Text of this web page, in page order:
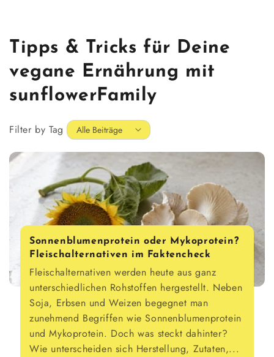
Tipps & Tricks für Deine
vegane Ernährung mit
sunflowerFamily
Filter by Tag
Sonnenblumenprotein oder Mykoprotein?
Fleischalternativen im Faktencheck
Fleischalternativen werden heute aus ganz
unterschiedlichen Rohstoffen hergestellt. Neben
Soja, Erbsen und Weizen begegnet man
zunehmend Begriffen wie Sonnenblumenprotein
und Mykoprotein. Doch was steckt dahinter?
Wie unterscheiden sich Herstellung, Zutaten,...